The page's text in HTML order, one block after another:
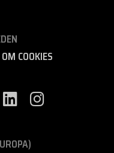
OM COOKIES